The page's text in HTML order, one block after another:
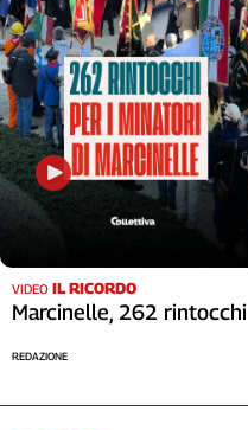
VIDEO IL RICORDO
Marcinelle, 262 rintocchi
REDAZIONE